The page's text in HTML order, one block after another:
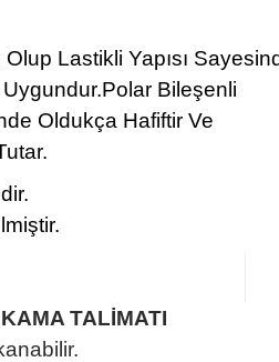
Lastikli Yapısı
Bileşenli
Oldukça Hafiftir Ve
TALİMATI